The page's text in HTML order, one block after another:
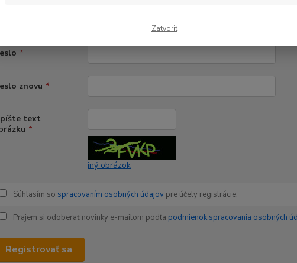
*
znovu *
text
*
iný obrázok
Súhlasím so spracovaním osobných údajovpre účely registrácie.
Prajem si odoberať novinky e-mailom podľa podmienok spracovania osobných
Registrovať sa
Zatvoriť